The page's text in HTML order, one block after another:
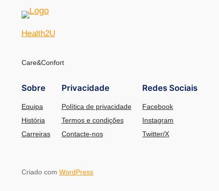
Health2U
Care&Confort
Sobre
Equipa
História
Carreiras
Privacidade
Política de privacidade
Termos e condições
Contacte-nos
Redes Sociais
Facebook
Instagram
Twitter/X
Criado com WordPress